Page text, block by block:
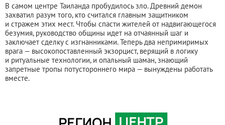
В самом центре Таиланда пробудилось зло. Древний демон
захватил разум того, кто считался главным защитником
и стражем этих мест. Чтобы спасти жителей от надвигающегося
безумия, руководство общины идет на отчаянный шаг и
заключает сделку с изгнанниками. Теперь два непримиримых
врага — высокопоставленный экзорцист, верящий в логику
и ритуальные технологии, и опальный шаман, знающий
запретные тропы потустороннего мира — вынуждены работать
вместе.